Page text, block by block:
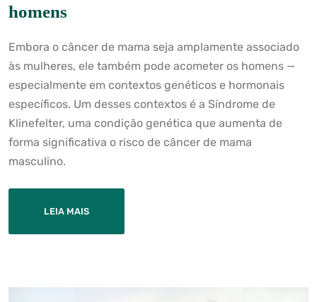
homens
Embora o câncer de mama seja amplamente associado
às mulheres, ele também pode acometer os homens —
especialmente em contextos genéticos e hormonais
específicos. Um desses contextos é a Síndrome de
Klinefelter, uma condição genética que aumenta de
forma significativa o risco de câncer de mama
masculino.
LEIA MAIS